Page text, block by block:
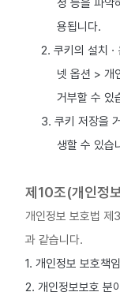
정 등을 파악
용됩니다.
2. 쿠키의 설치
넷 옵션 > 개
거부할 수 있
3. 쿠키 저장을
생할 수 있습
제10조(개인정
개인정보 보호법 제
과 같습니다.
1. 개인정보 보호책
2. 개인정보보호 분